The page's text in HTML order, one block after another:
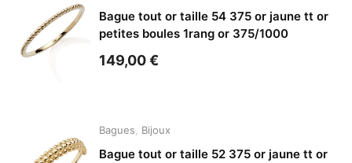
Bague tout or taille 54 375 or jaune tt or
petites boules 1rang or 375/1000
149,00€
Bagues Bijoux
Bague tout or taille 52 375 or jaune tt or